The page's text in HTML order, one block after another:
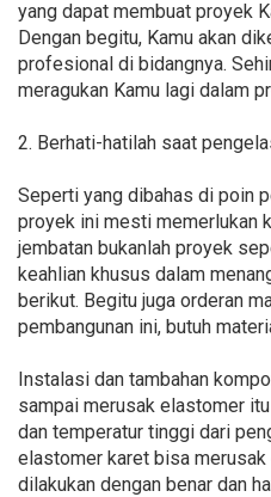
yang dapat membuat proyek
Dengan begitu, Kamu akan
profesional di bidangnya.
meragukan Kamu lagi dalam
2. Berhati-hatilah saat
Seperti yang dibahas di poin
proyek ini mesti memerlukan
jembatan bukanlah proyek
keahlian khusus dalam
berikut. Begitu juga orderan
pembangunan ini, butuh
Instalasi dan tambahan
sampai merusak elastomer
dan temperatur tinggi dari
elastomer karet bisa
dilakukan dengan benar dan